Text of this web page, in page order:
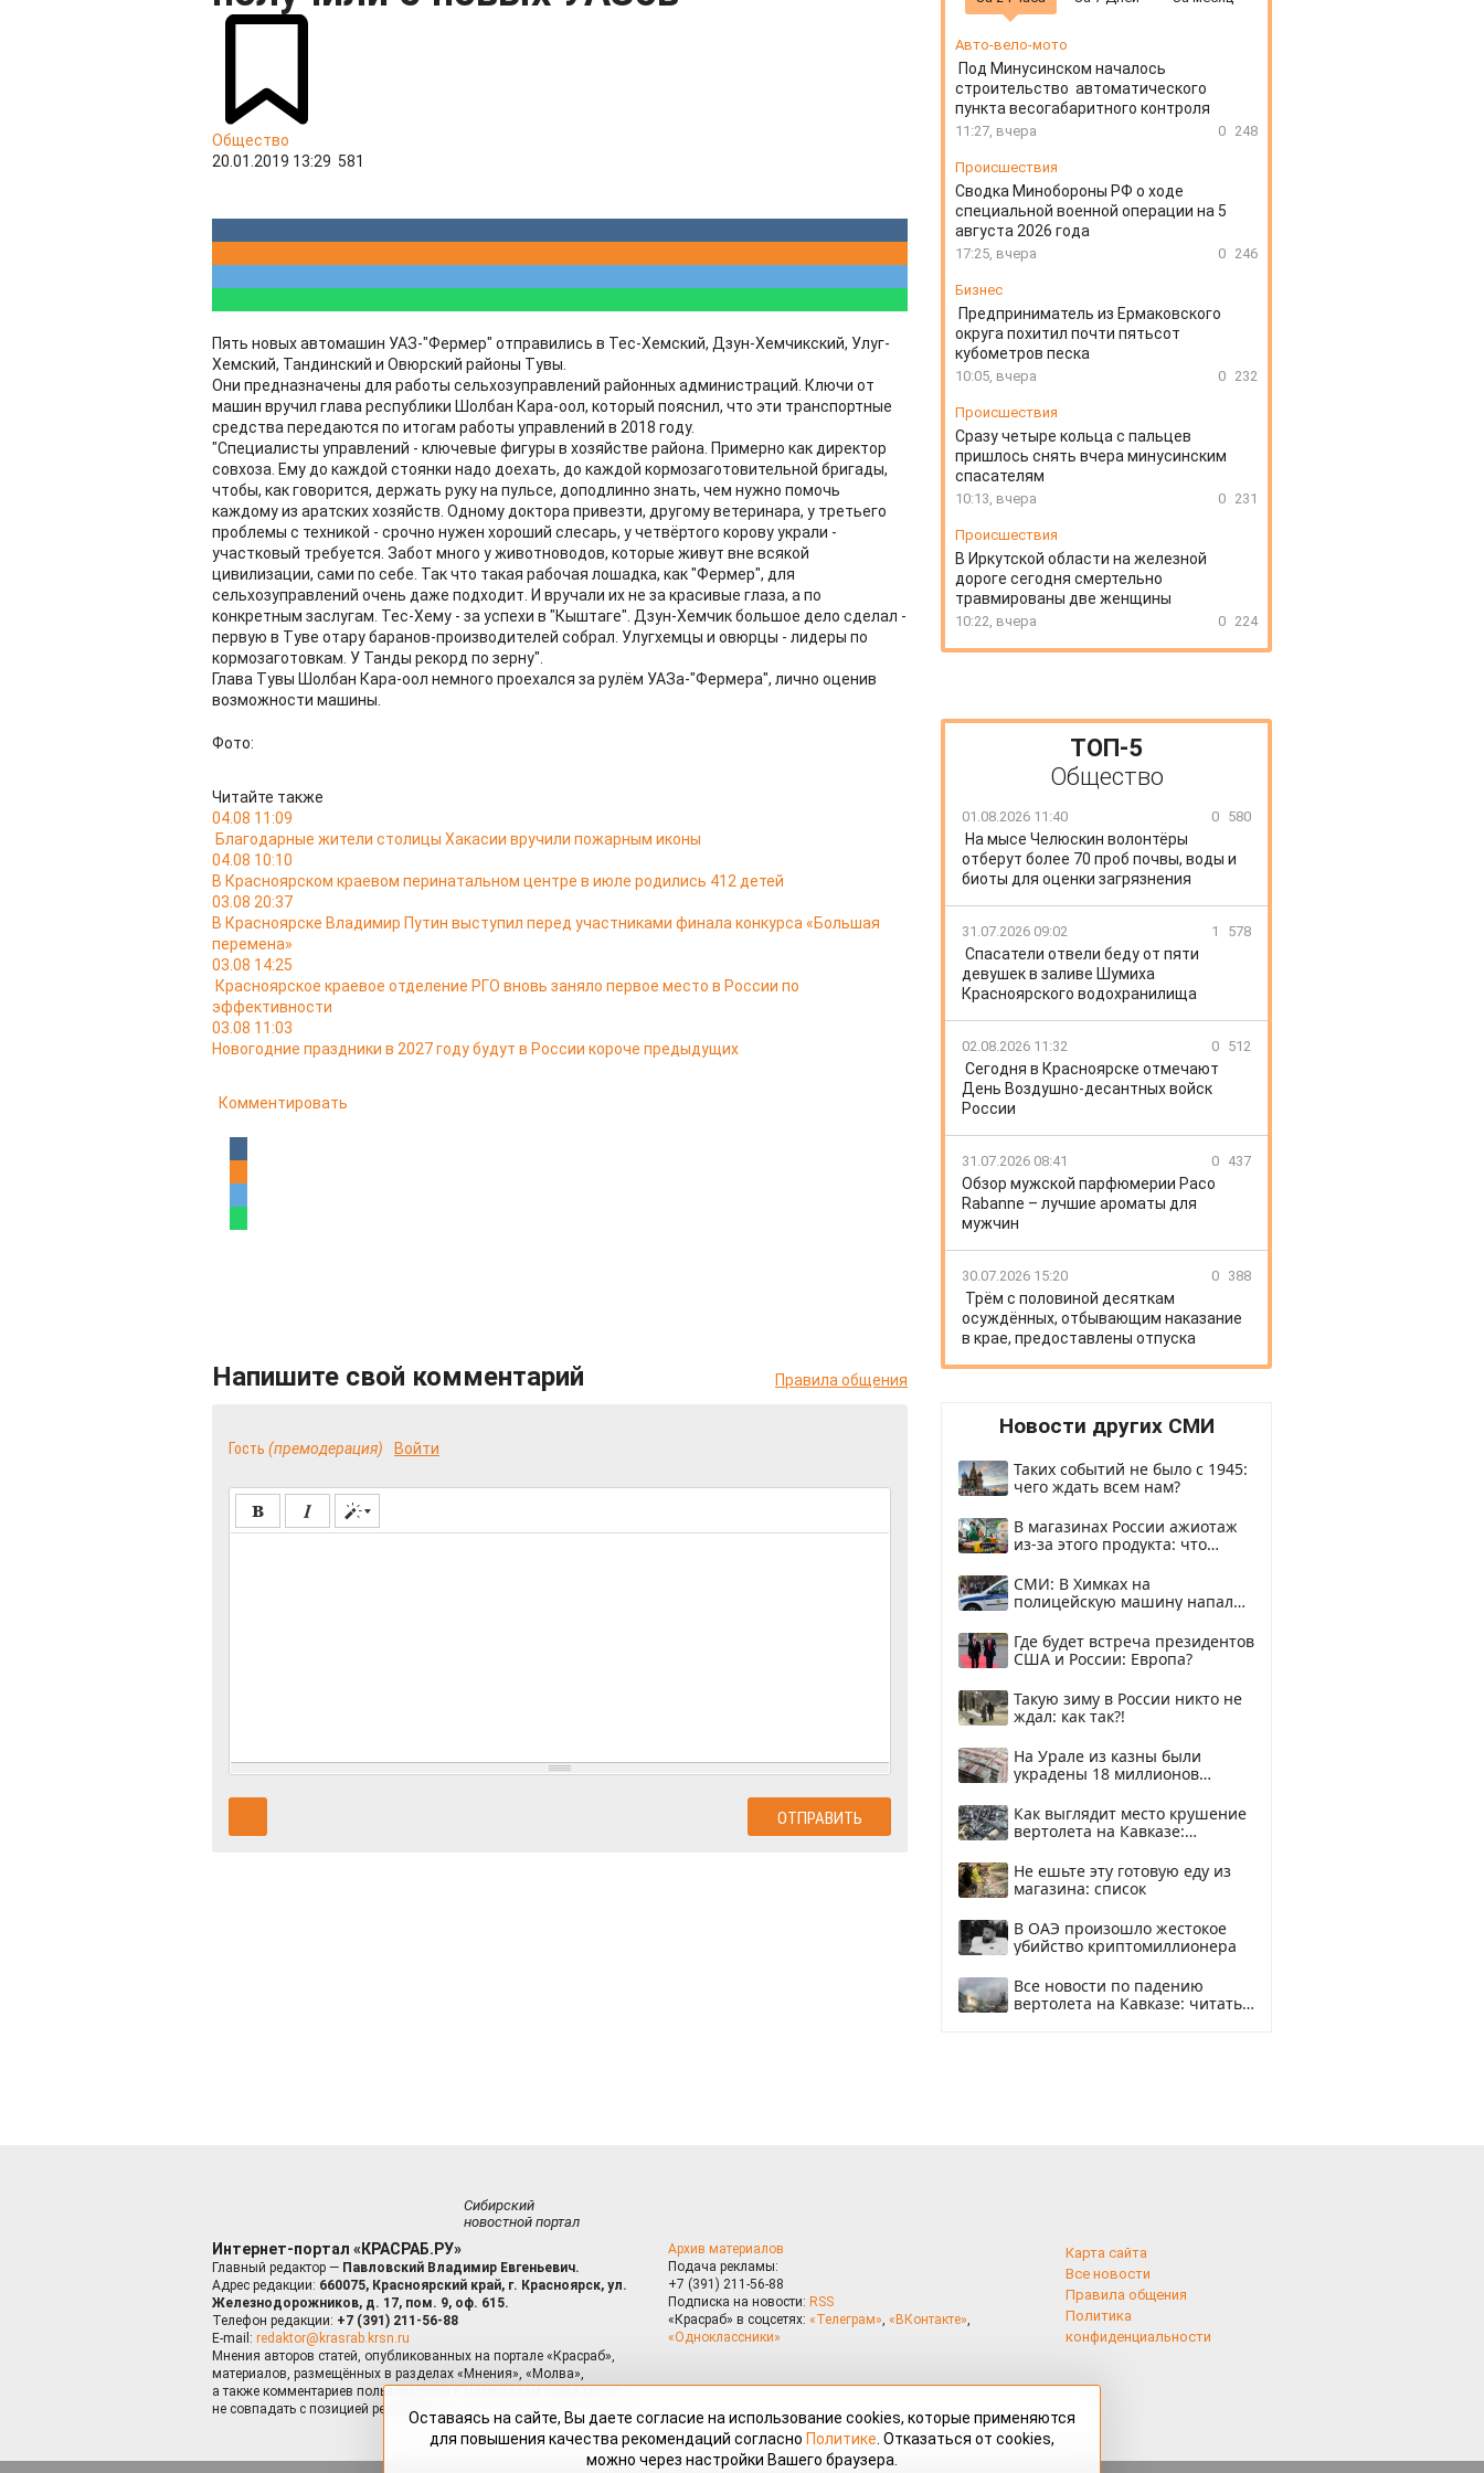
Общество
20.01.2019 13:29 581
Пять новых автомашин УАЗ-"Фермер" отправились в Тес-Хемский, Дзун-Хемчикский, Улуг-
Хемский, Тандинский и Овюрский районы Тувы.
Они предназначены для работы сельхозуправлений районных администраций. Ключи от
машин вручил глава республики Шолбан Кара-оол, который пояснил, что эти транспортные
средства передаются по итогам работы управлений в 2018 году.
"Cпециалисты управлений - ключевые фигуры в хозяйстве района. Примерно как директор
совхоза. Ему до каждой стоянки надо доехать, до каждой кормозаготовительной бригады,
чтобы, как говорится, держать руку на пульсе, доподлинно знать, чем нужно помочь
каждому из аратских хозяйств. Одному доктора привезти, другому ветеринара, у третьего
проблемы с техникой - срочно нужен хороший слесарь, у четвёртого корову украли -
участковый требуется. Забот много у животноводов, которые живут вне всякой
цивилизации, сами по себе. Так что такая рабочая лошадка, как "Фермер", для
сельхозуправлений очень даже подходит. И вручали их не за красивые глаза, а по
конкретным заслугам. Тес-Хему - за успехи в "Кыштаге". Дзун-Хемчик большое дело сделал -
первую в Туве отару баранов-производителей собрал. Улугхемцы и овюрцы - лидеры по
кормозаготовкам. У Танды рекорд по зерну".
Глава Тувы Шолбан Кара-оол немного проехался за рулём УАЗа-"Фермера", лично оценив
возможности машины.
Фото:
Читайте также
04.08 11:09
Благодарные жители столицы Хакасии вручили пожарным иконы
04.08 10:10
В Красноярском краевом перинатальном центре в июле родились 412 детей
03.08 20:37
В Красноярске Владимир Путин выступил перед участниками финала конкурса «Большая
перемена»
03.08 14:25
Красноярское краевое отделение РГО вновь заняло первое место в России по
эффективности
03.08 11:03
Новогодние праздники в 2027 году будут в России короче предыдущих
Комментировать
Напишите свой комментарий Правила общения
Гость (премодерация) Войти
Авто-вело-мото
Под Минусинском началось
строительство автоматического
пункта весогабаритного контроля
11:27, вчера 0 248
Происшествия
Сводка Минобороны РФ о ходе
специальной военной операции на 5
августа 2026 года
17:25, вчера 0 246
Бизнес
Предприниматель из Ермаковского
округа похитил почти пятьсот
кубометров песка
10:05, вчера 0 232
Происшествия
Сразу четыре кольца с пальцев
пришлось снять вчера минусинским
спасателям
10:13, вчера 0 231
Происшествия
В Иркутской области на железной
дороге сегодня смертельно
травмированы две женщины
10:22, вчера 0 224
ТОП-5
Общество
01.08.2026 11:40 0 580
На мысе Челюскин волонтёры
отберут более 70 проб почвы, воды и
биоты для оценки загрязнения
31.07.2026 09:02 1 578
Спасатели отвели беду от пяти
девушек в заливе Шумиха
Красноярского водохранилища
02.08.2026 11:32 0 512
Сегодня в Красноярске отмечают
День Воздушно-десантных войск
России
31.07.2026 08:41 0 437
Обзор мужской парфюмерии Paco
Rabanne – лучшие ароматы для
мужчин
30.07.2026 15:20 0 388
Трём с половиной десяткам
осуждённых, отбывающим наказание
в крае, предоставлены отпуска
Новости других СМИ
Таких событий не было с 1945:
чего ждать всем нам?
В магазинах России ажиотаж
из-за этого продукта: что
СМИ: В Химках на
полицейскую машину напали
Где будет встреча президентов
США и России: Европа?
Такую зиму в России никто не
ждал: как так?!
На Урале из казны были
украдены 18 миллионов
Как выглядит место крушение
вертолета на Кавказе:
Не ешьте эту готовую еду из
магазина: список
В ОАЭ произошло жестокое
убийство криптомиллионера
Все новости по падению
вертолета на Кавказе: читать
Сибирский
новостной портал
Интернет-портал «КРАСРАБ.РУ»
Главный редактор — Павловский Владимир Евгеньевич.
Адрес редакции: 660075, Красноярский край, г. Красноярск, ул.
Железнодорожников, д. 17, пом. 9, оф. 615.
Телефон редакции: +7 (391) 211-56-88
E-mail: redaktor@krasrab.krsn.ru
Мнения авторов статей, опубликованных на портале «Красраб»,
материалов, размещённых в разделах «Мнения», «Молва»,
а также комментариев пользователей к материалам сайта могут
не совпадать с позицией редакции.
Архив материалов
Подача рекламы:
+7 (391) 211-56-88
Подписка на новости: RSS
«Красраб» в соцсетях: «Телеграм», «ВКонтакте»,
«Одноклассники»
Карта сайта
Все новости
Правила общения
Политика
конфиденциальности
Оставаясь на сайте, Вы даете согласие на использование cookies, которые применяются
для повышения качества рекомендаций согласно Политике . Отказаться от cookies,
можно через настройки Вашего браузера.